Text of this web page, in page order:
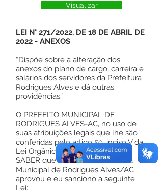
Visualizar
LEI N° 271/2022, DE 18 DE ABRIL DE
2022 - ANEXOS
“Dispõe sobre a alteração dos
anexos do plano de cargo, carreira e
salários dos servidores da Prefeitura
Rodrigues Alves e dá outras
providências.”
O PREFEITO MUNICIPAL DE
RODRIGUES ALVES-AC, no uso de
suas atribuições legais que lhe são
conferidas pelo artigo 59, inciso V da
Lei Orgânica do Município, FAZ
SABER que o Plenário da Câmara
Municipal de Rodrigues Alves/AC
aprovou e eu sanciono a seguinte
Lei: